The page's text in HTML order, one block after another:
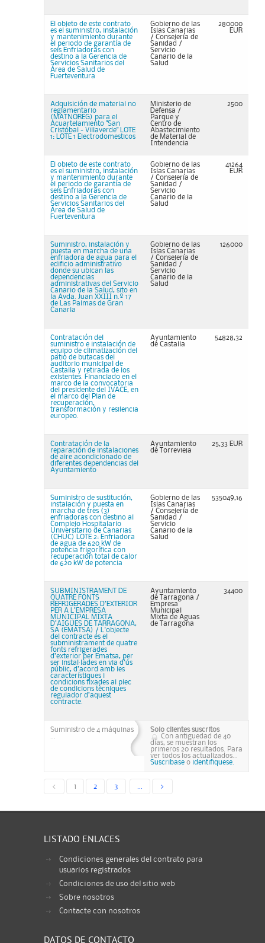
El objeto de este contrato
es el suministro, instalación
y mantenimiento durante
el periodo de garantía de
seis Enfriadoras con
destino a la Gerencia de
Servicios Sanitarios del
Área de Salud de
Fuerteventura
Gobierno de las
Islas Canarias
/ Consejería de
Sanidad /
Servicio
Canario de la
Salud
280000
EUR
Adquisición de material no
reglamentario
(MATNOREG) para el
Acuartelamiento "San
Cristóbal - Villaverde" LOTE
1: LOTE 1 Electrodomesticos
Ministerio de
Defensa /
Parque y
Centro de
Abastecimiento
de Material de
Intendencia
2500
El objeto de este contrato
es el suministro, instalación
y mantenimiento durante
el periodo de garantía de
seis Enfriadoras con
destino a la Gerencia de
Servicios Sanitarios del
Área de Salud de
Fuerteventura
Gobierno de las
Islas Canarias
/ Consejería de
Sanidad /
Servicio
Canario de la
Salud
41264
EUR
Suministro, instalación y
puesta en marcha de una
enfriadora de agua para el
edificio administrativo
donde su ubican las
dependencias
administrativas del Servicio
Canario de la Salud, sito en
la Avda. Juan XXIII n.º 17
de Las Palmas de Gran
Canaria
Gobierno de las
Islas Canarias
/ Consejería de
Sanidad /
Servicio
Canario de la
Salud
126000
Contratación del
suministro e instalación de
equipo de climatización del
patio de butacas del
auditorio municipal de
Castalla y retirada de los
existentes. Financiado en el
marco de la convocatoria
del presidente del IVACE, en
el marco del Plan de
recuperación,
transformación y resilencia
europeo.
Ayuntamiento
de Castalla
54828,32
Contratación de la
reparación de instalaciones
de aire acondicionado de
diferentes dependencias del
Ayuntamiento
Ayuntamiento
de Torrevieja
25,33 EUR
Suministro de sustitución,
instalación y puesta en
marcha de tres (3)
enfriadoras con destino al
Complejo Hospitalario
Universitario de Canarias
(CHUC) LOTE 2: Enfriadora
de agua de 620 kW de
potencia frigorífica con
recuperación total de calor
de 620 kW de potencia
Gobierno de las
Islas Canarias
/ Consejería de
Sanidad /
Servicio
Canario de la
Salud
535049,16
SUBMINISTRAMENT DE
QUATRE FONTS
REFRIGERADES D’EXTERIOR
PER A L’EMPRESA
MUNICIPAL MIXTA
D’AIGÜES DE TARRAGONA,
SA (EMATSA) / L'objecte
del contracte és el
subministrament de quatre
fonts refrigerades
d’exterior per Ematsa, per
ser instal·lades en via d’ús
públic, d’acord amb les
característiques i
condicions fixades al plec
de condicions tècniques
regulador d’aquest
contracte.
Ayuntamiento
de Tarragona /
Empresa
Municipal
Mixta de Aguas
de Tarragona
34400
Suministro de 4 máquinas
Solo clientes suscritos
Con antiguedad de 40
días, se muestran los
primeros 20 resultados. Para
ver todos los actualizados...
Suscribase o identifiquese.
< 1 2 3 >
LISTADO ENLACES
Condiciones generales del contrato para
usuarios registrados
Condiciones de uso del sitio web
Sobre nosotros
Contacte con nosotros